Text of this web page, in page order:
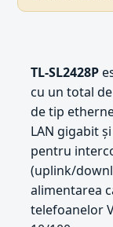
TL-SL2428P
cu un total
de tip
LAN gigabit
pentru
(uplink/
alimentarea
telefoanelor